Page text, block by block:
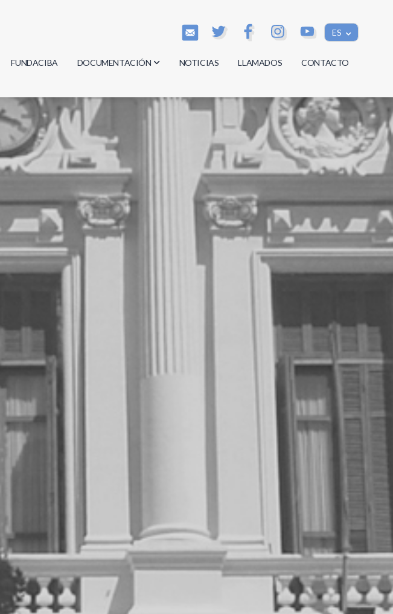
ES
FUNDACIBA DOCUMENTACIÓN
Actas
Reglamentos
Documentos
NOTICIAS LLAMADOS CONTACTO